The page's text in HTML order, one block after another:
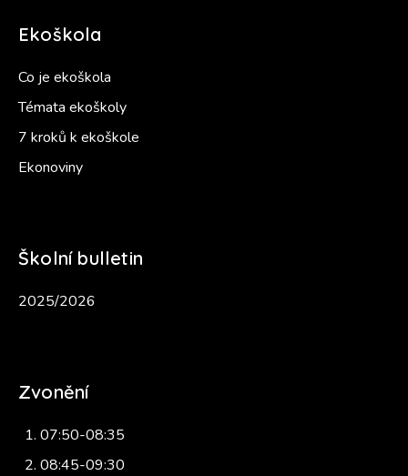
Ekoškola
Co je ekoškola
Témata ekoškoly
7 kroků k ekoškole
Ekonoviny
Školní bulletin
2025/2026
Zvonění
07:50-08:35
08:45-09:30